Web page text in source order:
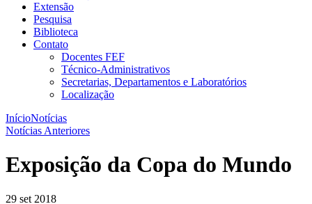
Extensão
Pesquisa
Biblioteca
Contato
Docentes FEF
Técnico-Administrativos
Secretarias, Departamentos e Laboratórios
Localização
InícioNotícias
Notícias Anteriores
Exposição da Copa do Mundo
29 set 2018